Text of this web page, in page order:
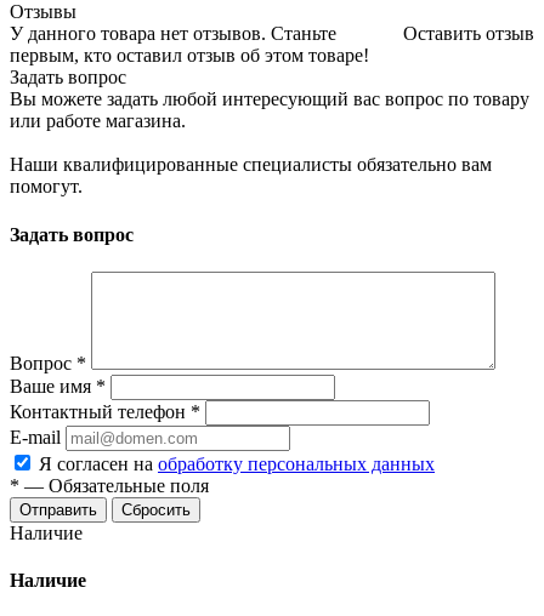
Отзывы
Оставить отзыв
У данного товара нет отзывов. Станьте
первым, кто оставил отзыв об этом товаре!
Задать вопрос
Вы можете задать любой интересующий вас вопрос по товару
или работе магазина.
Наши квалифицированные специалисты обязательно вам
помогут.
Задать вопрос
Вопрос *
Ваше имя *
Контактный телефон *
E-mail
Я согласен на обработку персональных данных
* — Обязательные поля
Отправить Сбросить
Наличие
Наличие